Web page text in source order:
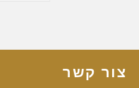
צור קשר